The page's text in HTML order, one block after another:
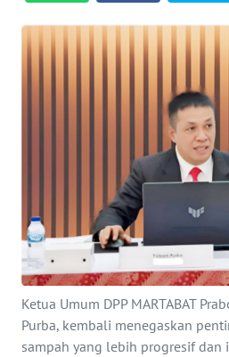
Ketua Umum DPP MARTABAT
Purba, kembali menegaskan
sampah yang lebih progresif dan
LABUAN
BAJO
KONTAK
KAMI
INFO
IKLAN